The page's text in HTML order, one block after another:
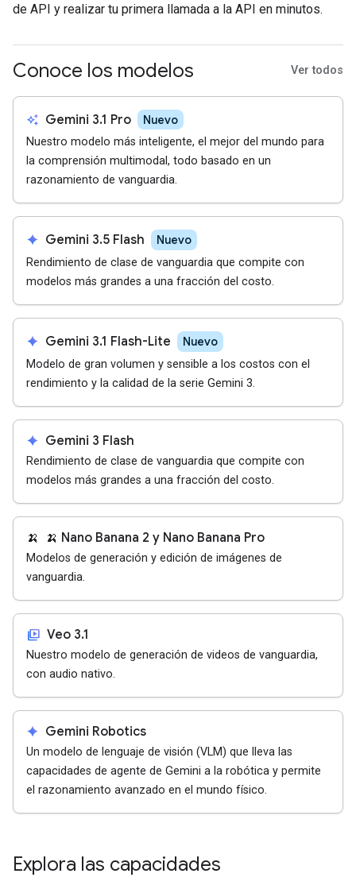
de API y realizar tu primera llamada a la API en minutos.
Conoce los modelos Ver todos
auto_awesome Gemini 3.1 Pro Nuevo
Nuestro modelo más inteligente, el mejor del mundo para
la comprensión multimodal, todo basado en un
razonamiento de vanguardia.
spark Gemini 3.5 Flash Nuevo
Rendimiento de clase de vanguardia que compite con
modelos más grandes a una fracción del costo.
spark Gemini 3.1 Flash-Lite Nuevo
Modelo de gran volumen y sensible a los costos con el
rendimiento y la calidad de la serie Gemini 3.
spark Gemini 3 Flash
Rendimiento de clase de vanguardia que compite con
modelos más grandes a una fracción del costo.
🍌 🍌 Nano Banana 2 y Nano Banana Pro
Modelos de generación y edición de imágenes de
vanguardia.
video_library Veo 3.1
Nuestro modelo de generación de videos de vanguardia,
con audio nativo.
spark Gemini Robotics
Un modelo de lenguaje de visión (VLM) que lleva las
capacidades de agente de Gemini a la robótica y permite
el razonamiento avanzado en el mundo físico.
Explora las capacidades